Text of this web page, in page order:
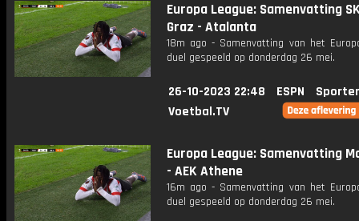
Europa League: Samenvatting
Graz - Atalanta
18m ago - Samenvatting van het
duel gespeeld op donderdag 26 mei.
26-10-2023 22:48 ESPN
Voetbal.TV
Europa League: Samenvatting
- AEK Athene
16m ago - Samenvatting van het
duel gespeeld op donderdag 26 mei.